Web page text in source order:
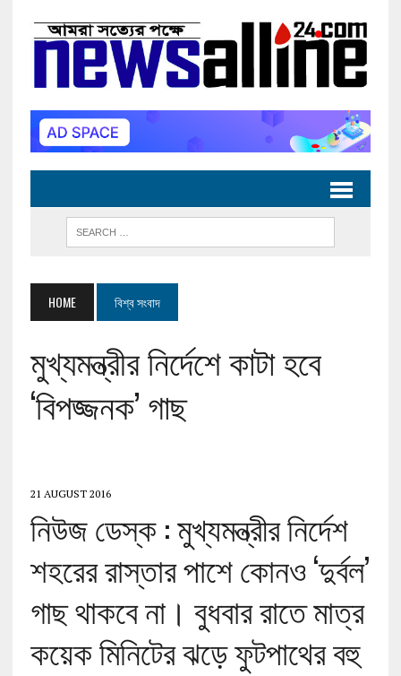
HOME বিশ্ব সংবাদ
মুখ্যমন্ত্রীর নির্দেশে কাটা হবে
‘বিপজ্জনক’ গাছ
21 AUGUST 2016
নিউজ ডেস্ক : মুখ্যমন্ত্রীর নির্দেশ
শহরের রাস্তার পাশে কোনও ‘দুর্বল’
গাছ থাকবে না। বুধবার রাতে মাত্র
কয়েক মিনিটের ঝড়ে ফুটপাথের বহু